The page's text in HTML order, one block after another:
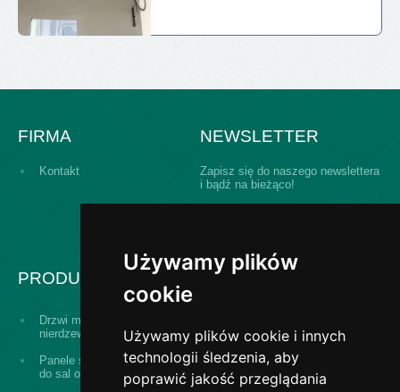
Używamy plików
cookie
Używamy plików cookie i innych
technologii śledzenia, aby
poprawić jakość przeglądania
FIRMA
Kontakt
NEWSLETTER
Zapisz się do naszego newslettera
i bądź na bieżąco!
PRODUKTY
Drzwi medyczne ze stali
nierdzewnej
zabudowy sal
operacyjnych
Panele ścienne i sufitowe
do sal operacyjnych
Okna podawcze aktywne
(active passbox)